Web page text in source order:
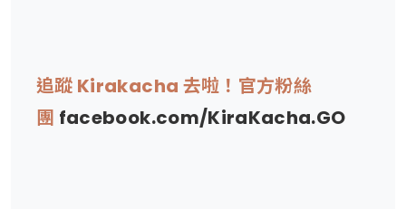
追蹤 Kirakacha 去啦！官方粉絲
團 facebook.com/KiraKacha.GO